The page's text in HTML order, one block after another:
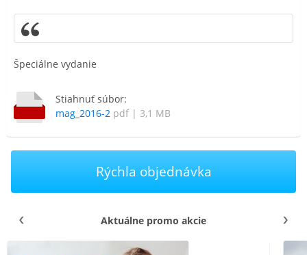
Špeciálne vydanie
Stiahnuť súbor:
mag_2016-2 pdf | 3,1 MB
Rýchla objednávka
Aktuálne promo akcie